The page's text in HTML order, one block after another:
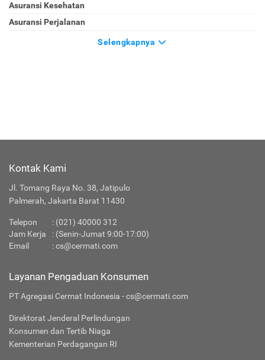
Asuransi Kesehatan
Asuransi Perjalanan
Selengkapnya
Kontak Kami
Jl. Tomang Raya No. 38, Jatipulo
Palmerah, Jakarta Barat 11430
Telepon
: (021) 40000 312
Jam Kerja
: (Senin-Jumat 9:00-17:00)
Email
:cs@cermati.com
Layanan Pengaduan Konsumen
PT Agregasi Cermat Indonesia - cs@cermati.com
Direktorat Jenderal Perlindungan
Konsumen dan Tertib Niaga
Kementerian Perdagangan RI